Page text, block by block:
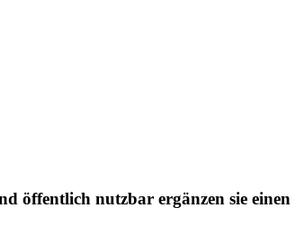
öffentlich nutzbar ergänzen sie einen